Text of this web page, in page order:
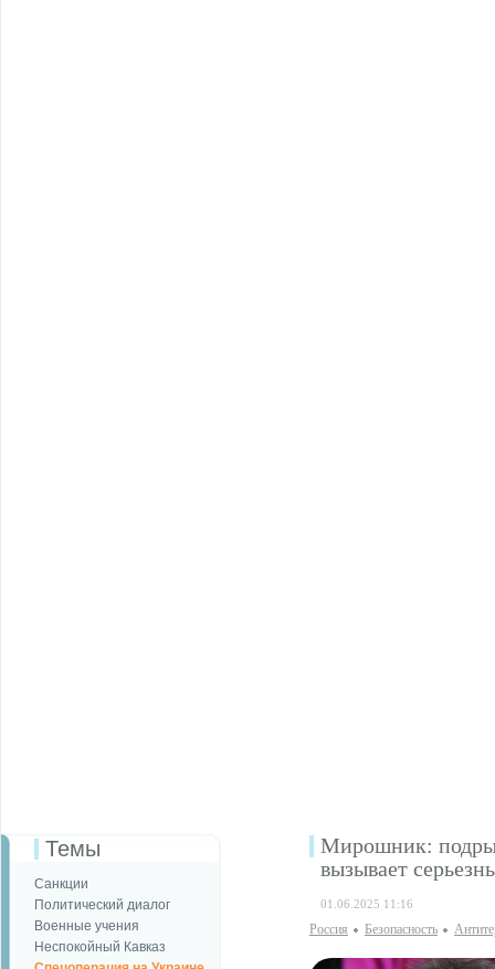
Темы
Санкции
Политический диалог
Военные учения
Неспокойный Кавказ
Мирошник:
вызывает
01.06.2025 11:16
Россия Безопаcность